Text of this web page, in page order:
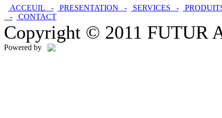
ACCEUIL - PRESENTATION - SERVICES -
-
CONTACT
Copyright © 2011 FUTUR
Powered by